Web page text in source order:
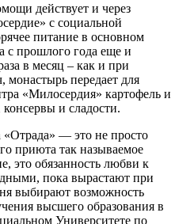
действует и через
с социальной
питание в основном
с прошлого года еще и
в месяц – как и при
монастырь передает для
«Милосердия» картофель и
и сладости.
— это не просто
приюта так называемое
это обязанность любви к
пока вырастают при
выбирают возможность
высшего образования в
Университете по